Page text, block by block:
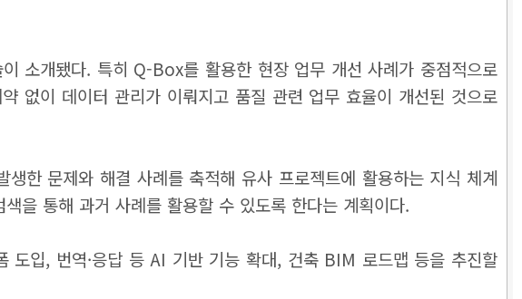
소개됐다. 특히 Q-Box를 활용한 현장 업무 개선 사례가 중점적으로
없이 데이터 관리가 이뤄지고 품질 관련 업무 효율이 개선된 것으로
문제와 해결 사례를 축적해 유사 프로젝트에 활용하는 지식 체계
을 통해 과거 사례를 활용할 수 있도록 한다는 계획이다.
입, 번역·응답 등 AI 기반 기능 확대, 건축 BIM 로드맵 등을 추진할